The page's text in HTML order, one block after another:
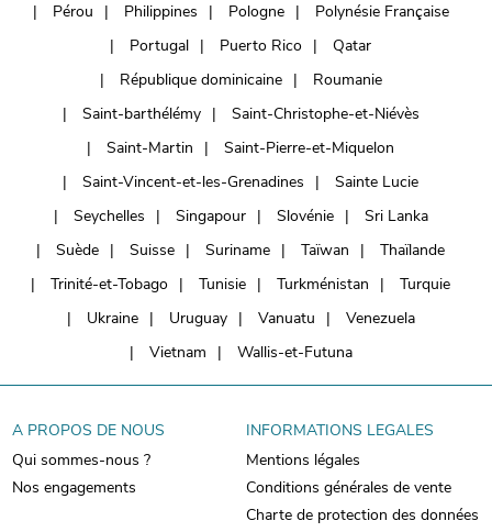
Pérou
Philippines Pologne
Polynésie Française
Portugal
Puerto Rico
Qatar
République dominicaine
Roumanie
Saint-barthélémy
Saint-Christophe-et-Niévès
Saint-Martin
Saint-Pierre-et-Miquelon
Saint-Vincent-et-les-Grenadines
Sainte Lucie
Seychelles
Singapour Slovénie
Sri Lanka
Suède
Suisse Suriname Taïwan
Thaïlande
Trinité-et-Tobago
Tunisie Turkménistan
Turquie
Ukraine
Uruguay Vanuatu
Venezuela
Vietnam
Wallis-et-Futuna
A PROPOS DE NOUS
Qui sommes-nous ?
Nos engagements
INFORMATIONS LEGALES
Mentions légales
Conditions générales de vente
Charte de protection des données